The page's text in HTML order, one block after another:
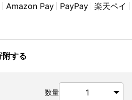
Amazon Pay PayPay 楽天ペイ
する
数量